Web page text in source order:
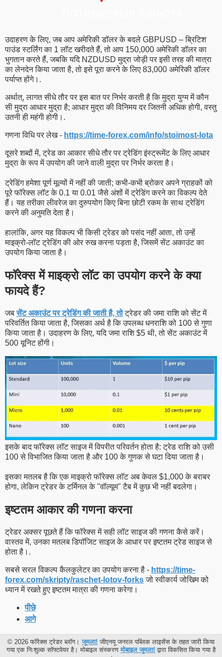
उदाहरण के लिए, जब आप अमेरिकी डॉलर के बदले GBPUSD – ब्रिटिश
पाउंड स्टर्लिंग का 1 लॉट खरीदते हैं, तो आप 150,000 अमेरिकी डॉलर का
भुगतान करते हैं, जबकि यदि NZDUSD मुद्रा जोड़ी पर इसी तरह की मात्रा
का लेनदेन किया जाता है, तो इसे पूरा करने के लिए 83,000 अमेरिकी डॉलर
पर्याप्त होंगे।.
अर्थात्, लागत सीधे तौर पर इस बात पर निर्भर करती है कि मुद्रा युग्म में कौन
सी मुद्रा आधार मुद्रा है; आधार मुद्रा की विनिमय दर जितनी अधिक होगी, वस्तु
उतनी ही महंगी होगी।.
गणना विधि पर लेख - https://time-forex.com/info/stoimost-lota
दूसरे शब्दों में, ट्रेड का आकार सीधे तौर पर ट्रेडिंग इंस्ट्रूमेंट के लिए आधार
मुद्रा के रूप में उपयोग की जाने वाली मुद्रा पर निर्भर करता है।
ट्रेडिंग हमेशा पूर्ण मूल्यों में नहीं की जाती; कभी-कभी ब्रोकर अपने ग्राहकों को
पूरे फॉरेक्स लॉट के 0.1 या 0.01 जैसे अंशों में ट्रेडिंग करने का विकल्प देते
हैं। यह तरीका लीवरेज का दुरुपयोग किए बिना छोटी रकम के साथ ट्रेडिंग
करने की अनुमति देता है।
हालांकि, अगर यह विकल्प भी किसी ट्रेडर को पसंद नहीं आता, तो उन्हें
माइक्रो-लॉट ट्रेडिंग की ओर रुख करना पड़ता है, जिसमें सेंट अकाउंट का
उपयोग किया जाता है।
फॉरेक्स में माइक्रो लॉट का उपयोग करने के क्या
फायदे हैं?
जबसेंट अकाउंट पर ट्रेडिंग की जाती है, तोट्रेडर की जमा राशि को सेंट में
परिवर्तित किया जाता है, जिसका अर्थ है कि उपलब्ध धनराशि को 100 से गुणा
किया जाता है। उदाहरण के लिए, यदि जमा राशि $5 थी, तो सेंट अकाउंट में
500 यूनिट होंगी।
इसके बाद फॉरेक्स लॉट साइज में विपरीत परिवर्तन होता है: ट्रेड राशि को उसी
100 से विभाजित किया जाता है और 100 के गुणक से घटा दिया जाता है।
इसका मतलब है कि एक माइक्रो फॉरेक्स लॉट अब केवल $1,000 के बराबर
होगा, लेकिन ट्रेडर के टर्मिनल के "वॉल्यूम" टैब में कुछ भी नहीं बदलेगा।
इष्टतम आकार की गणना करना
ट्रेडर अक्सर पूछते हैं कि फॉरेक्स में सही लॉट साइज की गणना कैसे करें।
वास्तव में, उनका मतलब डिपॉजिट साइज के आधार पर इष्टतम ट्रेड साइज से
होता है।.
सबसे सरल विकल्प कैलकुलेटर का उपयोग करना है - https://time-
forex.com/skripty/raschet-lotov-forksजो स्वीकार्य जोखिम को
ध्यान में रखते हुए इष्टतम मात्रा की गणना करेगा।
पीछे
आगे
© 2026 फॉरेक्स ट्रेडर ब्लॉग। जूमला! जीएनयू जनरल पब्लिक लाइसेंस के तहत जारी किया
गया एक निःशुल्क सॉफ्टवेयर है। मोबाइल संस्करण मोबाइल जूमला! द्वारा विकसित किया गया है